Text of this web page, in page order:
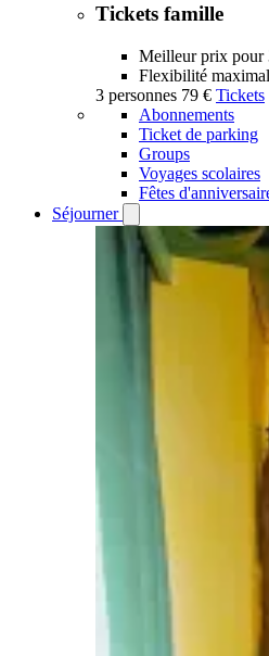
Tickets famille
Meilleur prix pour
Flexibilité
3 personnes 79 € Tickets
Abonnements
Ticket de parking
Groups
Voyages scolaires
Fêtes
Séjourner
Séjourner
submenu